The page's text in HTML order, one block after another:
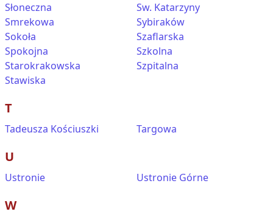
Słoneczna
Smrekowa
Sokoła
Spokojna
Starokrakowska
Stawiska
Sw. Katarzyny
Sybiraków
Szaflarska
Szkolna
Szpitalna
T
Tadeusza Kościuszki Targowa
U
Ustronie Ustronie Górne
W